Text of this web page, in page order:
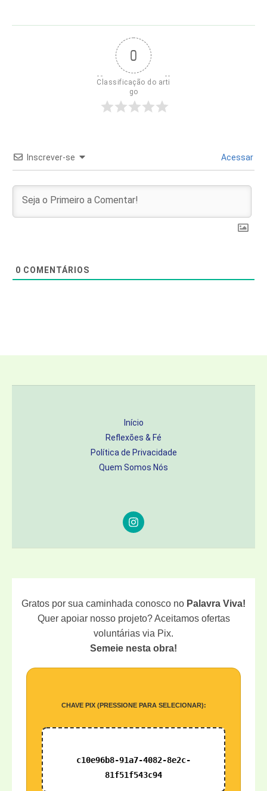
0
Classificação do arti
go
Inscrever-se Acessar
0 COMENTÁRIOS
Início
Reflexões & Fé
Política de Privacidade
Quem Somos Nós
Gratos por sua caminhada conosco no Palavra Viva!
Quer apoiar nosso projeto? Aceitamos ofertas
voluntárias via Pix.
Semeie nesta obra!
CHAVE PIX (PRESSIONE PARA SELECIONAR):
c10e96b8-91a7-4082-8e2c-
81f51f543c94